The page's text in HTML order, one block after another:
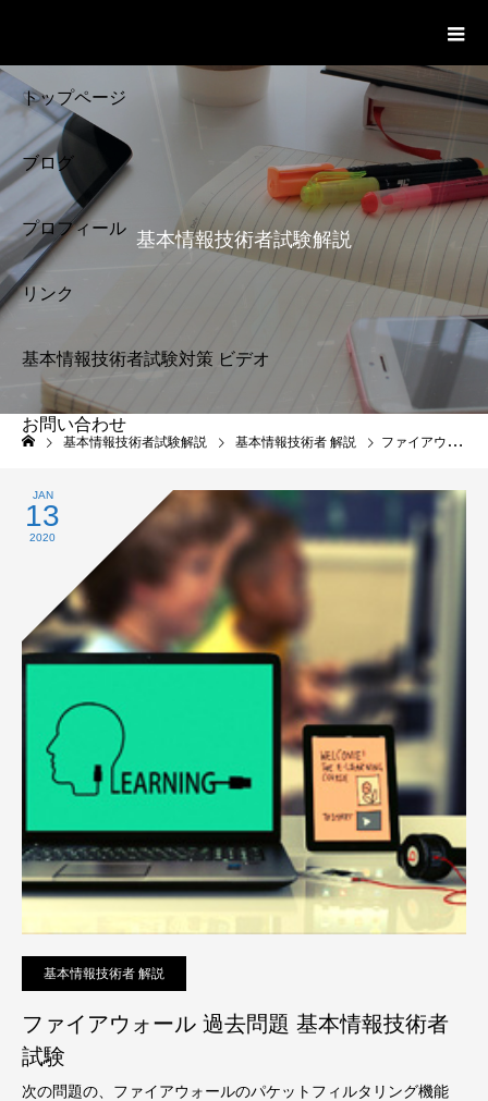
トップページ
ブログ
プロフィール
リンク
基本情報技術者試験対策 ビデオ
お問い合わせ
プライバシーポリシー
基本情報技術者試験
解説
基本情報技術者試験解説
基本情報技術者試験解説 基本情報技術者 解説 ファイアウォール 過去問題 基本情報技術者試験
JAN
13
2020
基本情報技術者 解説
ファイアウォール 過去問題 基本情報技術者
試験
次の問題の、ファイアウォールのパケットフィルタリング機能